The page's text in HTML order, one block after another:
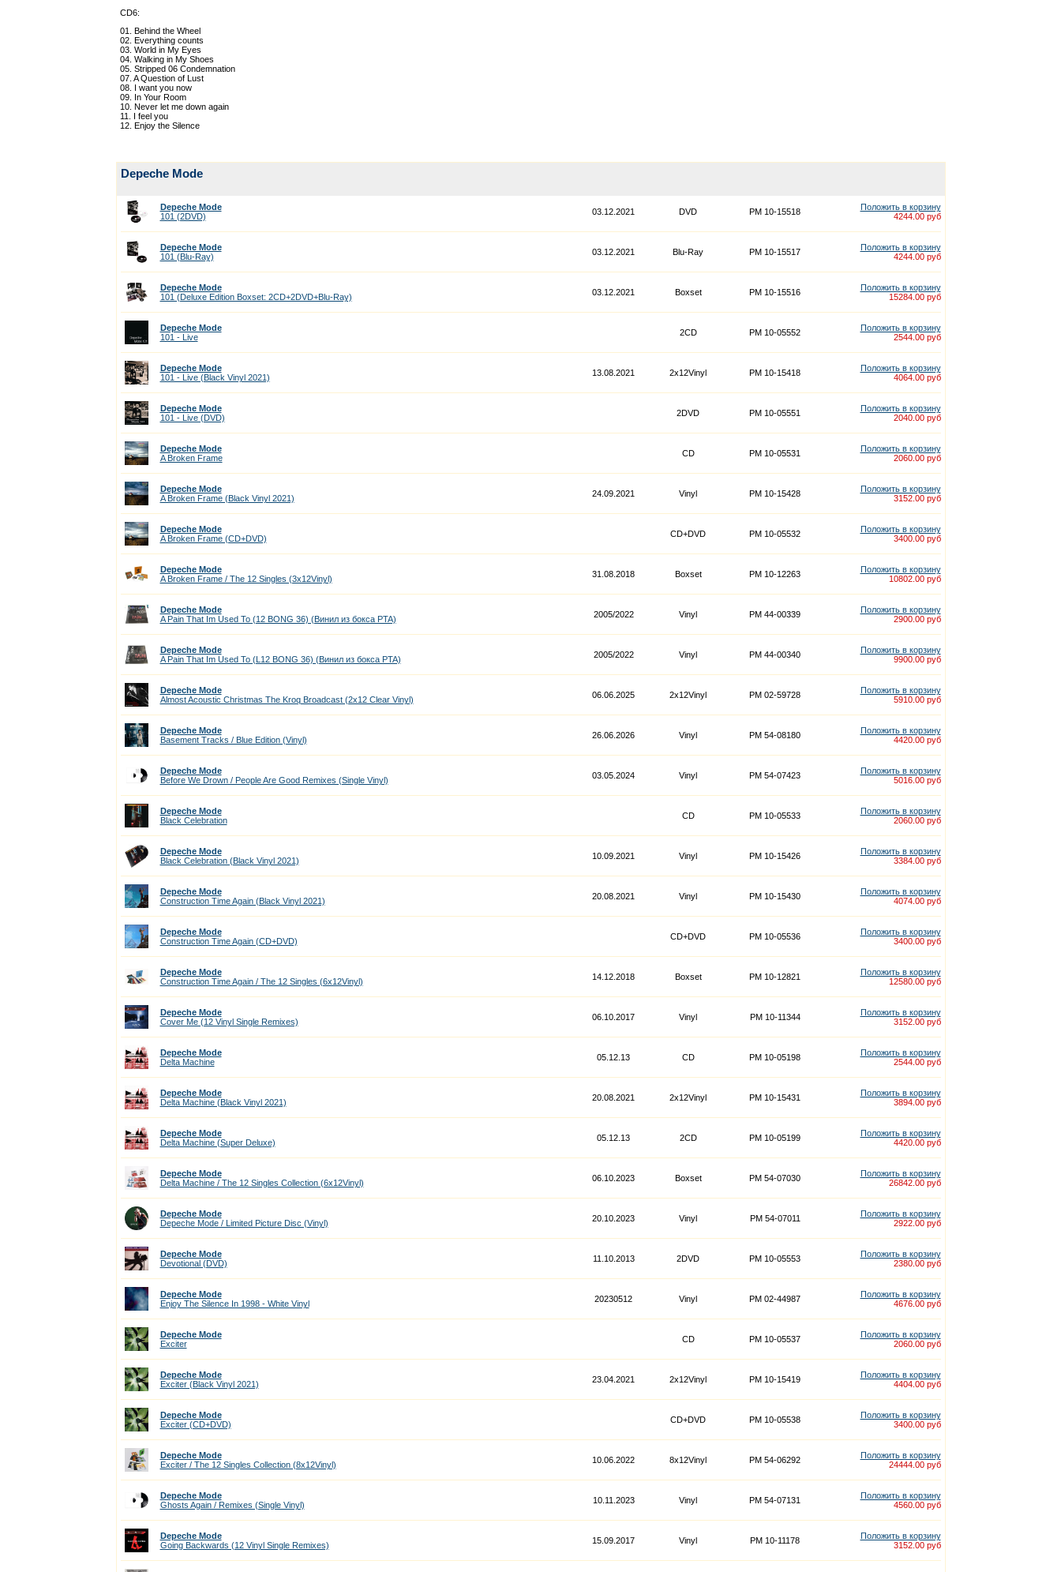
CD6:
01. Behind the Wheel
02. Everything counts
03. World in My Eyes
04. Walking in My Shoes
05. Stripped 06 Condemnation
07. A Question of Lust
08. I want you now
09. In Your Room
10. Never let me down again
11. I feel you
12. Enjoy the Silence
Depeche Mode
Depeche Mode
101 (2DVD)
03.12.2021 DVD PM 10-15518
Положить в корзину
4244.00 руб
Depeche Mode
101 (Blu-Ray)
03.12.2021 Blu-Ray PM 10-15517
Положить в корзину
4244.00 руб
Depeche Mode
101 (Deluxe Edition Boxset: 2CD+2DVD+Blu-Ray)
03.12.2021 Boxset PM 10-15516
Положить в корзину
15284.00 руб
Depeche Mode
101 - Live
2CD PM 10-05552
Положить в корзину
2544.00 руб
Depeche Mode
101 - Live (Black Vinyl 2021)
13.08.2021 2x12Vinyl PM 10-15418
Положить в корзину
4064.00 руб
Depeche Mode
101 - Live (DVD)
2DVD PM 10-05551
Положить в корзину
2040.00 руб
Depeche Mode
A Broken Frame
CD PM 10-05531
Положить в корзину
2060.00 руб
Depeche Mode
A Broken Frame (Black Vinyl 2021)
24.09.2021 Vinyl PM 10-15428
Положить в корзину
3152.00 руб
Depeche Mode
A Broken Frame (CD+DVD)
CD+DVD PM 10-05532
Положить в корзину
3400.00 руб
Depeche Mode
A Broken Frame / The 12 Singles (3x12Vinyl)
31.08.2018 Boxset PM 10-12263
Положить в корзину
10802.00 руб
Depeche Mode
A Pain That Im Used To (12 BONG 36) (Винил из бокса PTA)
2005/2022 Vinyl PM 44-00339
Положить в корзину
2900.00 руб
Depeche Mode
A Pain That Im Used To (L12 BONG 36) (Винил из бокса PTA)
2005/2022 Vinyl PM 44-00340
Положить в корзину
9900.00 руб
Depeche Mode
Almost Acoustic Christmas The Kroq Broadcast (2x12 Clear Vinyl)
06.06.2025 2x12Vinyl PM 02-59728
Положить в корзину
5910.00 руб
Depeche Mode
Basement Tracks / Blue Edition (Vinyl)
26.06.2026 Vinyl PM 54-08180
Положить в корзину
4420.00 руб
Depeche Mode
Before We Drown / People Are Good Remixes (Single Vinyl)
03.05.2024 Vinyl PM 54-07423
Положить в корзину
5016.00 руб
Depeche Mode
Black Celebration
CD PM 10-05533
Положить в корзину
2060.00 руб
Depeche Mode
Black Celebration (Black Vinyl 2021)
10.09.2021 Vinyl PM 10-15426
Положить в корзину
3384.00 руб
Depeche Mode
Construction Time Again (Black Vinyl 2021)
20.08.2021 Vinyl PM 10-15430
Положить в корзину
4074.00 руб
Depeche Mode
Construction Time Again (CD+DVD)
CD+DVD PM 10-05536
Положить в корзину
3400.00 руб
Depeche Mode
Construction Time Again / The 12 Singles (6x12Vinyl)
14.12.2018 Boxset PM 10-12821
Положить в корзину
12580.00 руб
Depeche Mode
Cover Me (12 Vinyl Single Remixes)
06.10.2017 Vinyl PM 10-11344
Положить в корзину
3152.00 руб
Depeche Mode
Delta Machine
05.12.13 CD PM 10-05198
Положить в корзину
2544.00 руб
Depeche Mode
Delta Machine (Black Vinyl 2021)
20.08.2021 2x12Vinyl PM 10-15431
Положить в корзину
3894.00 руб
Depeche Mode
Delta Machine (Super Deluxe)
05.12.13 2CD PM 10-05199
Положить в корзину
4420.00 руб
Depeche Mode
Delta Machine / The 12 Singles Collection (6x12Vinyl)
06.10.2023 Boxset PM 54-07030
Положить в корзину
26842.00 руб
Depeche Mode
Depeche Mode / Limited Picture Disc (Vinyl)
20.10.2023 Vinyl PM 54-07011
Положить в корзину
2922.00 руб
Depeche Mode
Devotional (DVD)
11.10.2013 2DVD PM 10-05553
Положить в корзину
2380.00 руб
Depeche Mode
Enjoy The Silence In 1998 - White Vinyl
20230512 Vinyl PM 02-44987
Положить в корзину
4676.00 руб
Depeche Mode
Exciter
CD PM 10-05537
Положить в корзину
2060.00 руб
Depeche Mode
Exciter (Black Vinyl 2021)
23.04.2021 2x12Vinyl PM 10-15419
Положить в корзину
4404.00 руб
Depeche Mode
Exciter (CD+DVD)
CD+DVD PM 10-05538
Положить в корзину
3400.00 руб
Depeche Mode
Exciter / The 12 Singles Collection (8x12Vinyl)
10.06.2022 8x12Vinyl PM 54-06292
Положить в корзину
24444.00 руб
Depeche Mode
Ghosts Again / Remixes (Single Vinyl)
10.11.2023 Vinyl PM 54-07131
Положить в корзину
4560.00 руб
Depeche Mode
Going Backwards (12 Vinyl Single Remixes)
15.09.2017 Vinyl PM 10-11178
Положить в корзину
3152.00 руб